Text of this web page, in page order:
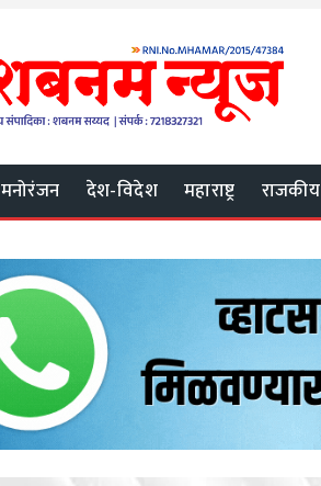
मनोरंजन देश-विदेश महाराष्ट्र राजकीय